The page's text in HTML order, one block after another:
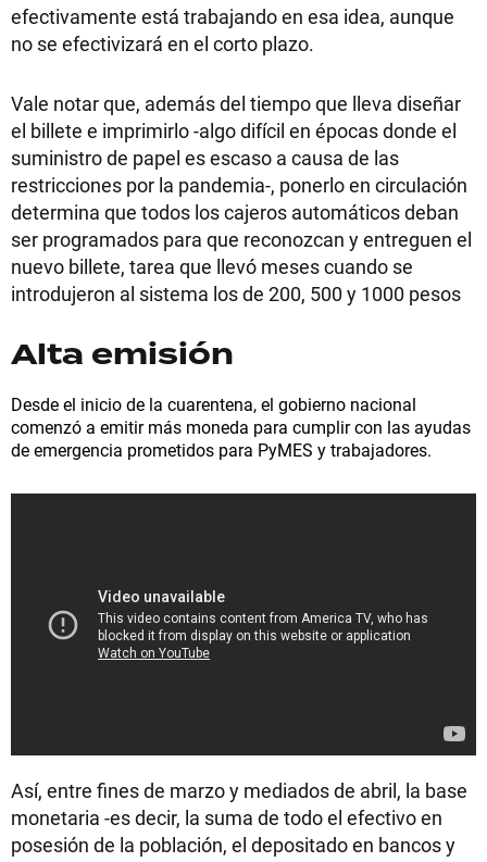
efectivamente está trabajando en esa idea, aunque
no se efectivizará en el corto plazo.
Vale notar que, además del tiempo que lleva diseñar
el billete e imprimirlo -algo difícil en épocas donde el
suministro de papel es escaso a causa de las
restricciones por la pandemia-, ponerlo en circulación
determina que todos los cajeros automáticos deban
ser programados para que reconozcan y entreguen el
nuevo billete, tarea que llevó meses cuando se
introdujeron al sistema los de 200, 500 y 1000 pesos
Alta emisión
Desde el inicio de la cuarentena, el gobierno nacional
comenzó a emitir más moneda para cumplir con las ayudas
de emergencia prometidos para PyMES y trabajadores.
Así, entre fines de marzo y mediados de abril, la base
monetaria -es decir, la suma de todo el efectivo en
posesión de la población, el depositado en bancos y